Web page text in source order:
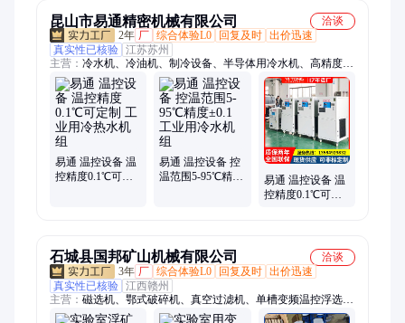
昆山市易通精密机械有限公司
洽谈
2年 厂 综合体验L0 回复及时 出价迅速
真实性已核验 江苏苏州
主营： 冷水机、冷油机、制冷设备、半导体用冷水机、高精度恒
温机、冷风机、冷冻机、螺杆式冷水机、风冷式冷水机、水冷式
冷水机、工业冷水机、冷热一体机、水冷机、恒温机、冷水机
组、冷冻机组、工业冷风机、水冷式螺杆冷水机组、风冷式螺杆
冷水机、防爆型冷水机、水冷式螺杆低温冷冻机、螺杆式冷水机
组、工业冷油机、风冷式螺杆冷水机组、风冷式控温机
易通 温控设备 温
控精度0.1℃可定
易通 温控设备 控
温范围5-95℃精度
易通 温控设备 温
控精度0.1℃可定
石城县国邦矿山机械有限公司
洽谈
3年 厂 综合体验L0 回复及时 出价迅速
真实性已核验 江西赣州
主营： 磁选机、鄂式破碎机、真空过滤机、单槽变频温控浮选
机、球磨机、选矿摇床、搅拌筒、浮选机、滚筒洗矿机、螺旋溜